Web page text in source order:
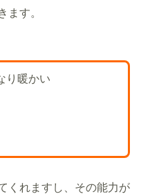
ます。
り暖かい
くれますし、その能力が